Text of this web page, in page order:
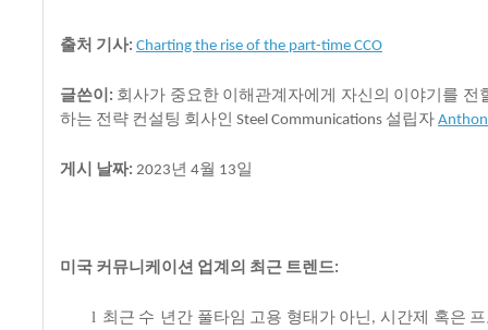
출처 기사: Charting the rise of the part-time CCO
글쓴이 : 회사가 중요한 이해관계자에게 자신의 이야기를 전
하는 전략 컨설팅 회사인 Steel Communications 설립자
게시 날짜: 2023 년 4월 13일
미국 커뮤니케이션 업계의 최근 트렌드:
l 최근 수 년간 풀타임 고용 형태가 아닌 ,시간제 혹은